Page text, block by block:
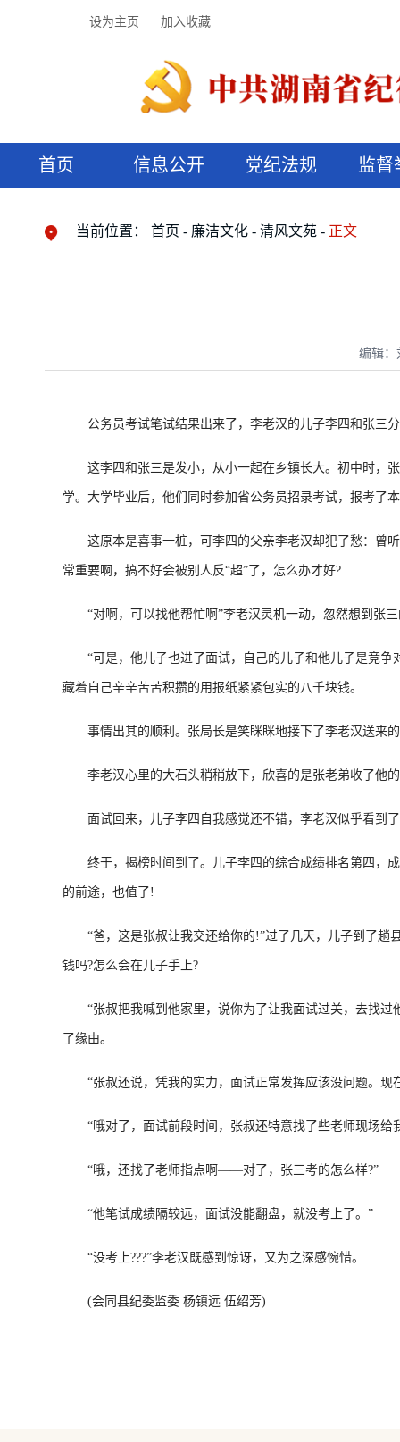
设为主页 加入收藏
首页 信息公开 党纪法规 监督
当前位置： 首页 廉洁文化 清风文苑 正文
编辑：
公务员考试笔试结果出来了，李老汉的儿子李四和张三分
这李四和张三是发小，从小一起在乡镇长大。初中时，张
学。大学毕业后，他们同时参加省公务员招录考试，报考了
这原本是喜事一桩，可李四的父亲李老汉却犯了愁：曾听
常重要啊，搞不好会被别人反“超”了，怎么办才好?
“对啊，可以找他帮忙啊”李老汉灵机一动，忽然想到张
“可是，他儿子也进了面试，自己的儿子和他儿子是竞争
藏着自己辛辛苦苦积攒的用报纸紧紧包实的八千块钱。
事情出其的顺利。张局长是笑眯眯地接下了李老汉送来的
李老汉心里的大石头稍稍放下，欣喜的是张老弟收了他的
面试回来，儿子李四自我感觉还不错，李老汉似乎看到
终于，揭榜时间到了。儿子李四的综合成绩排名第四，成
的前途，也值了!
“爸，这是张叔让我交还给你的!”过了几天，儿子到了趟
钱吗?怎么会在儿子手上?
“张叔把我喊到他家里，说你为了让我面试过关，去找过
了缘由。
“张叔还说，凭我的实力，面试正常发挥应该没问题。现
“哦对了，面试前段时间，张叔还特意找了些老师现场给
“哦，还找了老师指点啊——对了，张三考的怎么样?”
“他笔试成绩隔较远，面试没能翻盘，就没考上了。”
“没考上???”李老汉既感到惊讶，又为之深感惋惜。
(会同县纪委监委 杨镇远 伍绍芳)